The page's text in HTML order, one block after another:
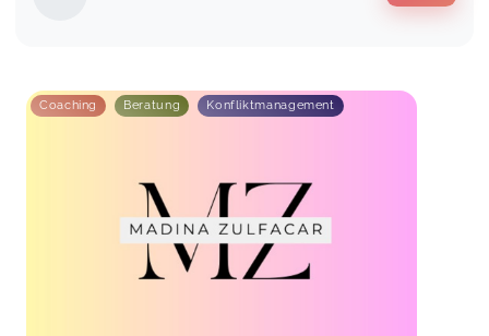
Coaching Beratung Konfliktmanagement